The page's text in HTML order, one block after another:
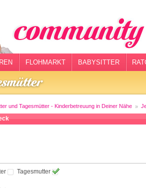
FLOHMARKT BABYSITTER
und Tagesmütter - Kinderbetreuung in Deiner Nähe
Tagesmutter